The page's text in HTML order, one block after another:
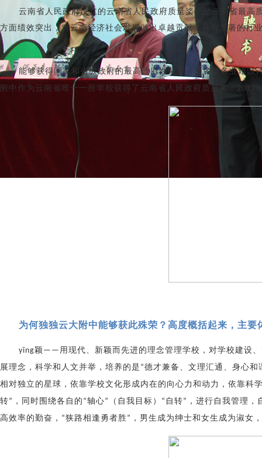
云南省人民政府设立的云南省人民政府质量奖，是云南省最
方面绩效突出，对云南经济社会发展做出卓越贡献，具有显著的行
能够获得国家和省级政府的最高政府性荣誉，是各行各业难
附中作为云南省唯一一所学校获得了云南省人民政府质量奖；
2017
为何独独云大附中能够获此殊荣？高度概括起来，主要
yǐng颖 —— 用现代、新颖而先进的理念管理学校，对学校建设
展理念，科学和人文并举，培养的是 “德才兼备、文理汇通、身心和
相对独立的星球，依靠学校文化形成内在的向心力和动力，依靠科
转” ，同时围绕各自的 “轴心” （自我目标） “ 自转” ，进行自我管理
高效率的勤奋， “狭路相逢勇者胜” ，男生成为绅士和女生成为淑女